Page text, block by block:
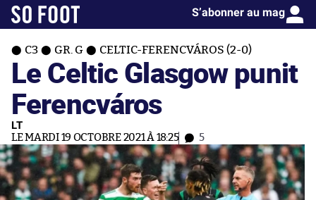
S’abonner au mag
C3 GR. G CELTIC-FERENCVÁROS (2-0)
Le Celtic Glasgow punit
Ferencváros
LT
LE MARDI 19 OCTOBRE 2021 À 18:25 5